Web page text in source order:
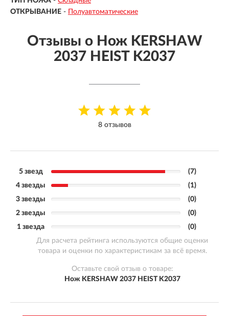
ОТКРЫВАНИЕ - Полуавтоматические
Отзывы о Нож KERSHAW
2037 HEIST K2037
8 отзывов
5 звезд
(7)
4 звезды
(1)
3 звезды
(0)
2 звезды
(0)
1 звезда
(0)
Для расчета рейтинга используются общие оценки
товара и оценки по характеристикам за всё время.
Оставьте свой отзыв о товаре:
Нож KERSHAW 2037 HEIST K2037